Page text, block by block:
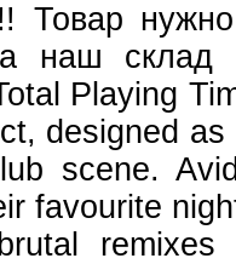
Товар
наш
Playing
designed
scene.
favourite